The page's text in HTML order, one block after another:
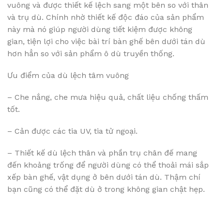
vuông và được thiết kế lệch sang một bên so với thân
và trụ dù. Chính nhờ thiết kế độc đáo của sản phẩm
này mà nó giúp người dùng tiết kiệm được không
gian, tiện lợi cho việc bài trí bàn ghế bên dưới tán dù
hơn hẳn so với sản phẩm ô dù truyền thống.
Ưu điểm của dù lệch tâm vuông
– Che nắng, che mưa hiệu quả, chất liệu chống thấm
tốt.
– Cản được các tia UV, tia tử ngoại.
– Thiết kế dù lệch thân và phần trụ chân đế mang
đến khoảng trống để người dùng có thể thoải mái sắp
xếp bàn ghế, vật dụng ở bên dưới tán dù. Thậm chí
bạn cũng có thể đặt dù ở trong không gian chật hẹp.